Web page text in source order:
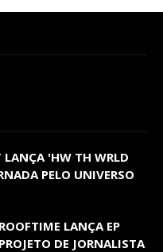
LANÇA 'HW TH WRLD
PELO UNIVERSO
LANÇA EP
DE JORNALISTA